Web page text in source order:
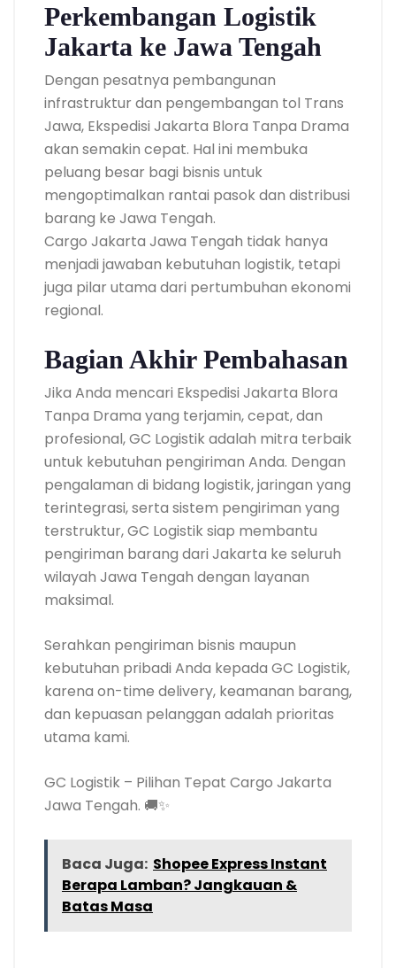
Perkembangan Logistik
Jakarta ke Jawa Tengah
Dengan pesatnya pembangunan
infrastruktur dan pengembangan tol Trans
Jawa, Ekspedisi Jakarta Blora Tanpa Drama
akan semakin cepat. Hal ini membuka
peluang besar bagi bisnis untuk
mengoptimalkan rantai pasok dan distribusi
barang ke Jawa Tengah.
Cargo Jakarta Jawa Tengah tidak hanya
menjadi jawaban kebutuhan logistik, tetapi
juga pilar utama dari pertumbuhan ekonomi
regional.
Bagian Akhir Pembahasan
Jika Anda mencari Ekspedisi Jakarta Blora
Tanpa Drama yang terjamin, cepat, dan
profesional, GC Logistik adalah mitra terbaik
untuk kebutuhan pengiriman Anda. Dengan
pengalaman di bidang logistik, jaringan yang
terintegrasi, serta sistem pengiriman yang
terstruktur, GC Logistik siap membantu
pengiriman barang dari Jakarta ke seluruh
wilayah Jawa Tengah dengan layanan
maksimal.
Serahkan pengiriman bisnis maupun
kebutuhan pribadi Anda kepada GC Logistik,
karena on-time delivery, keamanan barang,
dan kepuasan pelanggan adalah prioritas
utama kami.
GC Logistik – Pilihan Tepat Cargo Jakarta
Jawa Tengah. 🚚✨
Baca Juga: Shopee Express Instant
Berapa Lamban? Jangkauan &
Batas Masa